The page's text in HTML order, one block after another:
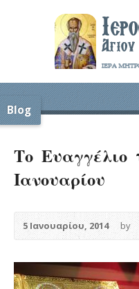
Blog
Το Ευαγγέλιο
Ιανουαρίου
5 Ιανουαρίου, 2014 by